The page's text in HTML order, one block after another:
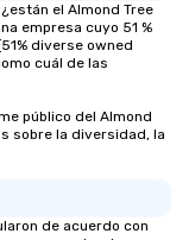
el Almond Tree
empresa cuyo 51 %
diverse owned
cuál de las
público del Almond
sobre la diversidad, la
de acuerdo con